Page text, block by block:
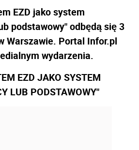
EZD jako system
podstawowy" odbędą się 3
Warszawie. Portal Infor.pl
wydarzenia.
EZD JAKO SYSTEM
LUB PODSTAWOWY"